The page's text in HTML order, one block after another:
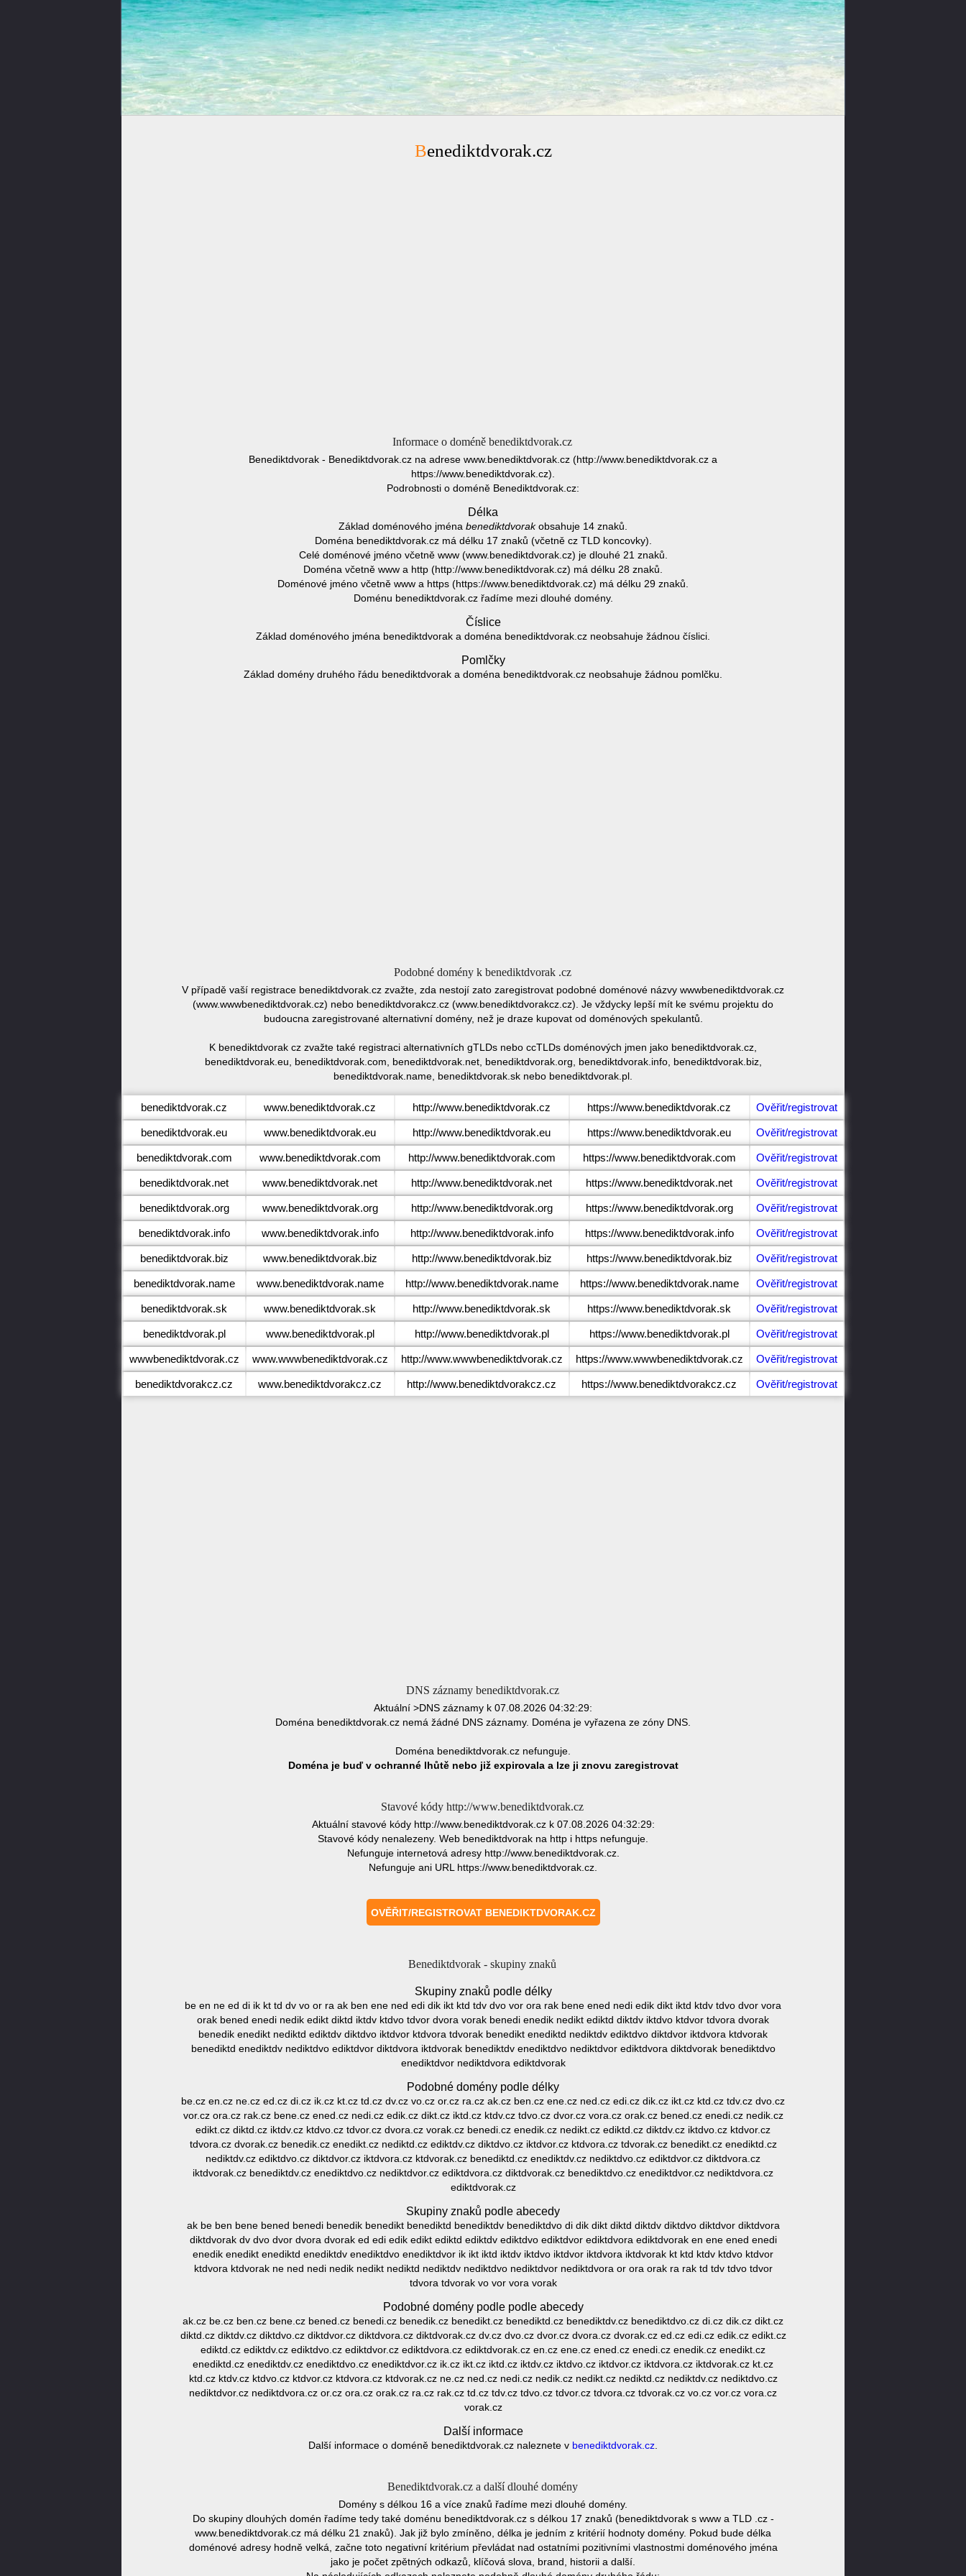
Benediktdvorak.cz
Informace o doméně benediktdvorak.cz
Benediktdvorak - Benediktdvorak.cz na adrese www.benediktdvorak.cz (http://www.benediktdvorak.cz a
https://www.benediktdvorak.cz).
Podrobnosti o doméně Benediktdvorak.cz:
Délka
Základ doménového jména benediktdvorakobsahuje 14 znaků.
Doména benediktdvorak.cz má délku 17 znaků (včetně cz TLD koncovky).
Celé doménové jméno včetně www (www.benediktdvorak.cz) je dlouhé 21 znaků.
Doména včetně www a http (http://www.benediktdvorak.cz) má délku 28 znaků.
Doménové jméno včetně www a https (https://www.benediktdvorak.cz) má délku 29 znaků.
Doménu benediktdvorak.cz řadíme mezi dlouhé domény.
Číslice
Základ doménového jména benediktdvorak a doména benediktdvorak.cz neobsahuje žádnou číslici.
Pomlčky
Základ domény druhého řádu benediktdvorak a doména benediktdvorak.cz neobsahuje žádnou pomlčku.
Podobné domény k benediktdvorak .cz
V případě vaší registrace benediktdvorak.cz zvažte, zda nestojí zato zaregistrovat podobné doménové názvy wwwbenediktdvorak.cz
(www.wwwbenediktdvorak.cz) nebo benediktdvorakcz.cz (www.benediktdvorakcz.cz). Je vždycky lepší mít ke svému projektu do
budoucna zaregistrované alternativní domény, než je draze kupovat od doménových spekulantů.
K benediktdvorak cz zvažte také registraci alternativních gTLDs nebo ccTLDs doménových jmen jako benediktdvorak.cz,
benediktdvorak.eu, benediktdvorak.com, benediktdvorak.net, benediktdvorak.org, benediktdvorak.info, benediktdvorak.biz,
benediktdvorak.name, benediktdvorak.sk nebo benediktdvorak.pl.
benediktdvorak.cz www.benediktdvorak.cz http://www.benediktdvorak.cz https://www.benediktdvorak.cz Ověřit/registrovat
benediktdvorak.eu www.benediktdvorak.eu http://www.benediktdvorak.eu https://www.benediktdvorak.eu Ověřit/registrovat
benediktdvorak.com www.benediktdvorak.com http://www.benediktdvorak.com https://www.benediktdvorak.com Ověřit/registrovat
benediktdvorak.net www.benediktdvorak.net http://www.benediktdvorak.net https://www.benediktdvorak.net Ověřit/registrovat
benediktdvorak.org www.benediktdvorak.org http://www.benediktdvorak.org https://www.benediktdvorak.org Ověřit/registrovat
benediktdvorak.info www.benediktdvorak.info http://www.benediktdvorak.info https://www.benediktdvorak.info Ověřit/registrovat
benediktdvorak.biz www.benediktdvorak.biz http://www.benediktdvorak.biz https://www.benediktdvorak.biz Ověřit/registrovat
benediktdvorak.name www.benediktdvorak.name http://www.benediktdvorak.name https://www.benediktdvorak.name Ověřit/registrovat
benediktdvorak.sk www.benediktdvorak.sk http://www.benediktdvorak.sk https://www.benediktdvorak.sk Ověřit/registrovat
benediktdvorak.pl www.benediktdvorak.pl http://www.benediktdvorak.pl https://www.benediktdvorak.pl Ověřit/registrovat
wwwbenediktdvorak.cz www.wwwbenediktdvorak.cz http://www.wwwbenediktdvorak.cz https://www.wwwbenediktdvorak.cz Ověřit/registrovat
benediktdvorakcz.cz www.benediktdvorakcz.cz http://www.benediktdvorakcz.cz https://www.benediktdvorakcz.cz Ověřit/registrovat
DNS záznamy benediktdvorak.cz
Aktuální >DNS záznamy k 07.08.2026 04:32:29:
Doména benediktdvorak.cz nemá žádné DNS záznamy. Doména je vyřazena ze zóny DNS.
Doména benediktdvorak.cz nefunguje.
Doména je buď v ochranné lhůtě nebo již expirovala a lze ji znovu zaregistrovat
Stavové kódy http://www.benediktdvorak.cz
Aktuální stavové kódy http://www.benediktdvorak.cz k 07.08.2026 04:32:29:
Stavové kódy nenalezeny. Web benediktdvorak na http i https nefunguje.
Nefunguje internetová adresy http://www.benediktdvorak.cz.
Nefunguje ani URL https://www.benediktdvorak.cz.
Benediktdvorak - skupiny znaků
Skupiny znaků podle délky
be en ne ed di ik kt td dv vo or ra ak ben ene ned edi dik ikt ktd tdv dvo vor ora rak bene ened nedi edik dikt iktd ktdv tdvo dvor vora
orak bened enedi nedik edikt diktd iktdv ktdvo tdvor dvora vorak benedi enedik nedikt ediktd diktdv iktdvo ktdvor tdvora dvorak
benedik enedikt nediktd ediktdv diktdvo iktdvor ktdvora tdvorak benedikt enediktd nediktdv ediktdvo diktdvor iktdvora ktdvorak
benediktd enediktdv nediktdvo ediktdvor diktdvora iktdvorak benediktdv enediktdvo nediktdvor ediktdvora diktdvorak benediktdvo
enediktdvor nediktdvora ediktdvorak
Podobné domény podle délky
be.cz en.cz ne.cz ed.cz di.cz ik.cz kt.cz td.cz dv.cz vo.cz or.cz ra.cz ak.cz ben.cz ene.cz ned.cz edi.cz dik.cz ikt.cz ktd.cz tdv.cz dvo.cz
vor.cz ora.cz rak.cz bene.cz ened.cz nedi.cz edik.cz dikt.cz iktd.cz ktdv.cz tdvo.cz dvor.cz vora.cz orak.cz bened.cz enedi.cz nedik.cz
edikt.cz diktd.cz iktdv.cz ktdvo.cz tdvor.cz dvora.cz vorak.cz benedi.cz enedik.cz nedikt.cz ediktd.cz diktdv.cz iktdvo.cz ktdvor.cz
tdvora.cz dvorak.cz benedik.cz enedikt.cz nediktd.cz ediktdv.cz diktdvo.cz iktdvor.cz ktdvora.cz tdvorak.cz benedikt.cz enediktd.cz
nediktdv.cz ediktdvo.cz diktdvor.cz iktdvora.cz ktdvorak.cz benediktd.cz enediktdv.cz nediktdvo.cz ediktdvor.cz diktdvora.cz
iktdvorak.cz benediktdv.cz enediktdvo.cz nediktdvor.cz ediktdvora.cz diktdvorak.cz benediktdvo.cz enediktdvor.cz nediktdvora.cz
ediktdvorak.cz
Skupiny znaků podle abecedy
ak be ben bene bened benedi benedik benedikt benediktd benediktdv benediktdvo di dik dikt diktd diktdv diktdvo diktdvor diktdvora
diktdvorak dv dvo dvor dvora dvorak ed edi edik edikt ediktd ediktdv ediktdvo ediktdvor ediktdvora ediktdvorak en ene ened enedi
enedik enedikt enediktd enediktdv enediktdvo enediktdvor ik ikt iktd iktdv iktdvo iktdvor iktdvora iktdvorak kt ktd ktdv ktdvo ktdvor
ktdvora ktdvorak ne ned nedi nedik nedikt nediktd nediktdv nediktdvo nediktdvor nediktdvora or ora orak ra rak td tdv tdvo tdvor
tdvora tdvorak vo vor vora vorak
Podobné domény podle podle abecedy
ak.cz be.cz ben.cz bene.cz bened.cz benedi.cz benedik.cz benedikt.cz benediktd.cz benediktdv.cz benediktdvo.cz di.cz dik.cz dikt.cz
diktd.cz diktdv.cz diktdvo.cz diktdvor.cz diktdvora.cz diktdvorak.cz dv.cz dvo.cz dvor.cz dvora.cz dvorak.cz ed.cz edi.cz edik.cz edikt.cz
ediktd.cz ediktdv.cz ediktdvo.cz ediktdvor.cz ediktdvora.cz ediktdvorak.cz en.cz ene.cz ened.cz enedi.cz enedik.cz enedikt.cz
enediktd.cz enediktdv.cz enediktdvo.cz enediktdvor.cz ik.cz ikt.cz iktd.cz iktdv.cz iktdvo.cz iktdvor.cz iktdvora.cz iktdvorak.cz kt.cz
ktd.cz ktdv.cz ktdvo.cz ktdvor.cz ktdvora.cz ktdvorak.cz ne.cz ned.cz nedi.cz nedik.cz nedikt.cz nediktd.cz nediktdv.cz nediktdvo.cz
nediktdvor.cz nediktdvora.cz or.cz ora.cz orak.cz ra.cz rak.cz td.cz tdv.cz tdvo.cz tdvor.cz tdvora.cz tdvorak.cz vo.cz vor.cz vora.cz
vorak.cz
Další informace
Další informace o doméně benediktdvorak.cz naleznete v benediktdvorak.cz
Benediktdvorak.cz a další dlouhé domény
Domény s délkou 16 a více znaků řadíme mezi dlouhé domény.
Do skupiny dlouhých domén řadíme tedy také doménu benediktdvorak.cz s délkou 17 znaků (benediktdvorak s www a TLD .cz -
www.benediktdvorak.cz má délku 21 znaků). Jak již bylo zmíněno, délka je jedním z kritérií hodnoty domény. Pokud bude délka
doménové adresy hodně velká, začne toto negativní kritérium převládat nad ostatními pozitivními vlastnostmi doménového jména
jako je počet zpětných odkazů, klíčová slova, brand, historii a další.